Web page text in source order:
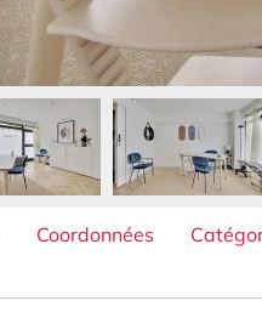
Coordonnées